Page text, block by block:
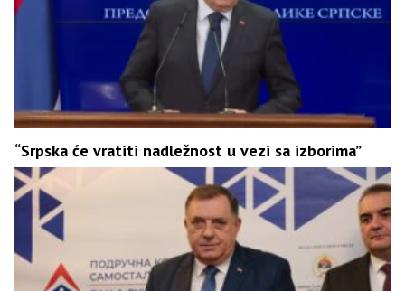
“Srpska će vratiti nadležnost u vezi sa izborima”